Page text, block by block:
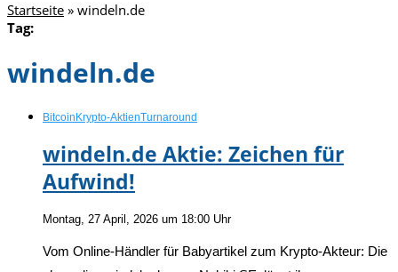
Startseite » windeln.de
Tag:
windeln.de
Bitcoin Krypto-AktienTurnaround
windeln.de Aktie: Zeichen für
Aufwind!
Montag, 27 April, 2026 um 18:00 Uhr
Vom Online-Händler für Babyartikel zum Krypto-Akteur: Die